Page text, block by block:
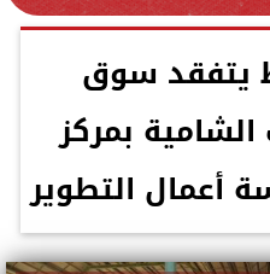
يتفقد سوق
بمركز
أعمال التطوير